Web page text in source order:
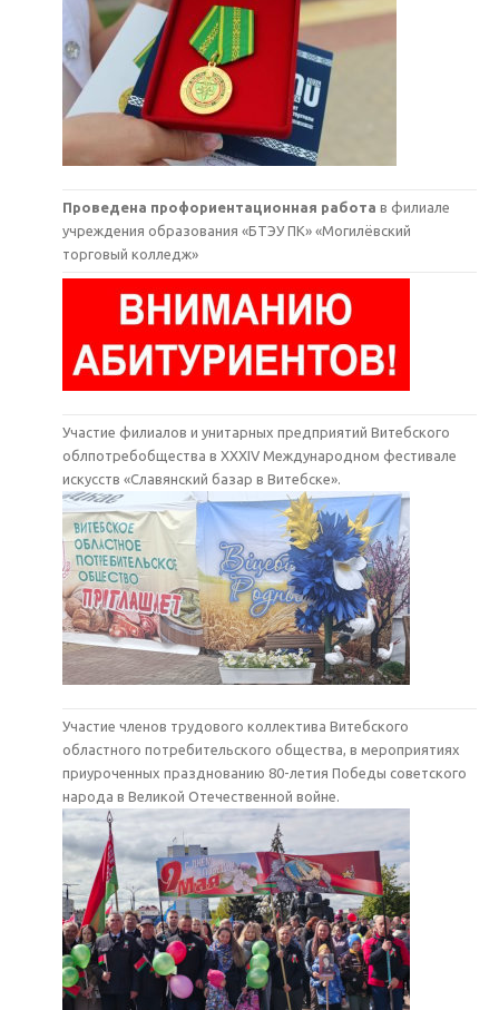
Проведена профориентационная работа в филиале
учреждения образования «БТЭУ ПК» «Могилёвский
торговый колледж»
Участие филиалов и унитарных предприятий Витебского
облпотребобщества в XXXIV Международном фестивале
искусств «Славянский базар в Витебске».
Участие членов трудового коллектива Витебского
областного потребительского общества, в мероприятиях
приуроченных празднованию 80-летия Победы советского
народа в Великой Отечественной войне.